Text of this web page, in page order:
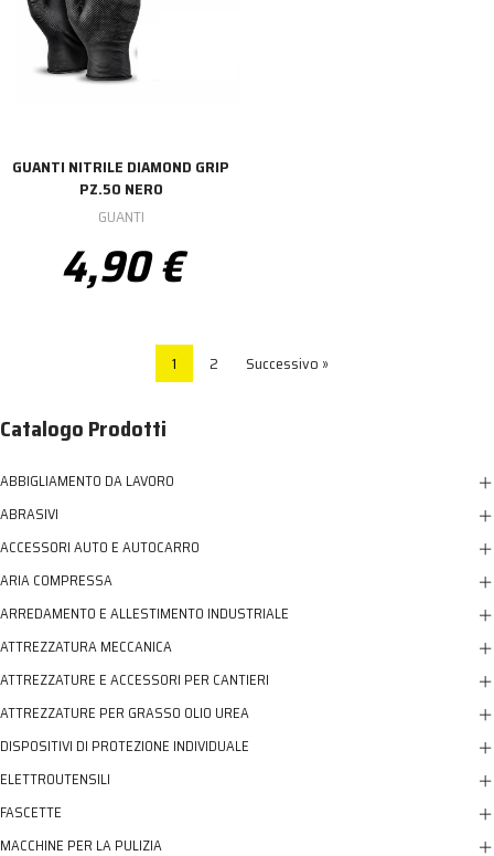
GUANTI NITRILE DIAMOND GRIP
PZ.50 NERO
GUANTI
4,90 €
1 2 Successivo »
Catalogo Prodotti
ABBIGLIAMENTO DA LAVORO
ABRASIVI
ACCESSORI AUTO E AUTOCARRO
ARIA COMPRESSA
ARREDAMENTO E ALLESTIMENTO INDUSTRIALE
ATTREZZATURA MECCANICA
ATTREZZATURE E ACCESSORI PER CANTIERI
ATTREZZATURE PER GRASSO OLIO UREA
DISPOSITIVI DI PROTEZIONE INDIVIDUALE
ELETTROUTENSILI
FASCETTE
MACCHINE PER LA PULIZIA